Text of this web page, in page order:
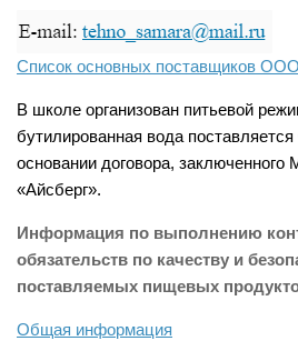
Список основных поставщиков ООО
В школе организован питьевой
бутилированная вода
основании договора,
«Айсберг».
Информация по выполнению
обязательств по качеству и
поставляемых пищевых
Общая информация